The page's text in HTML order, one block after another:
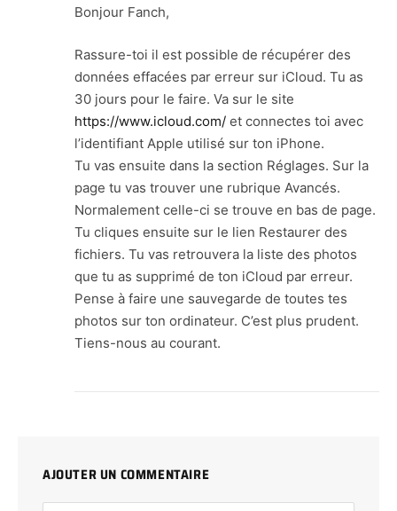
Bonjour Fanch,
Rassure-toi il est possible de récupérer des
données effacées par erreur sur iCloud. Tu as
30 jours pour le faire. Va sur le site
https://www.icloud.com/ et connectes toi avec
l’identifiant Apple utilisé sur ton iPhone.
Tu vas ensuite dans la section Réglages. Sur la
page tu vas trouver une rubrique Avancés.
Normalement celle-ci se trouve en bas de page.
Tu cliques ensuite sur le lien Restaurer des
fichiers. Tu vas retrouvera la liste des photos
que tu as supprimé de ton iCloud par erreur.
Pense à faire une sauvegarde de toutes tes
photos sur ton ordinateur. C’est plus prudent.
Tiens-nous au courant.
AJOUTER UN COMMENTAIRE